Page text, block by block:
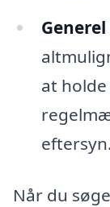
at
eftersyn.
Når du